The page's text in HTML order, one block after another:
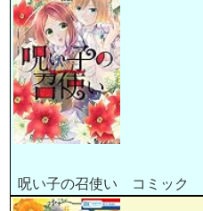
呪い子の召使い コミック